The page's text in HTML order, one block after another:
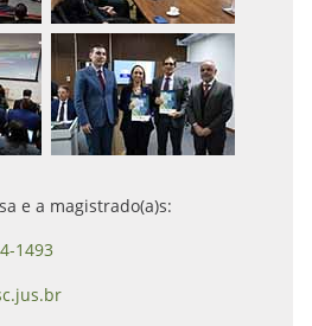
e a magistrado(a)s:
1493